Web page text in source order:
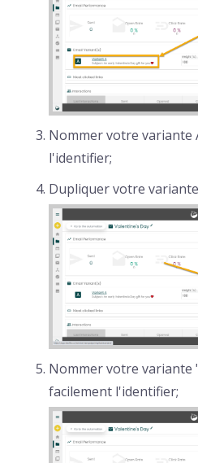
Nommer votre variante
l'identifier;
Dupliquer votre
Nommer votre variante
facilement l'identifier;